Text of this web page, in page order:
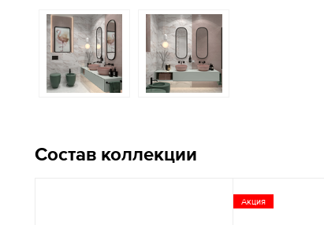
Состав коллекции
Акция